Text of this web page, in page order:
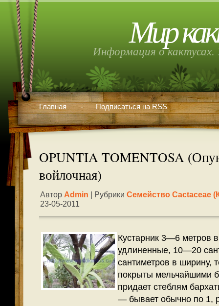
Мир
Информация о кактусах.
Главная Подписаться на RSS
OPUNTIA TOMENTOSA
войлочная)
Автор Admin | Рубрики Семейство Cactaceae
23-05-2011
Кустарник 3—6 метров
удлиненные, 10—20
сантиметров в ширину,
покрыты мельчайшими
придает стеблям
— бывает обычно по 1,